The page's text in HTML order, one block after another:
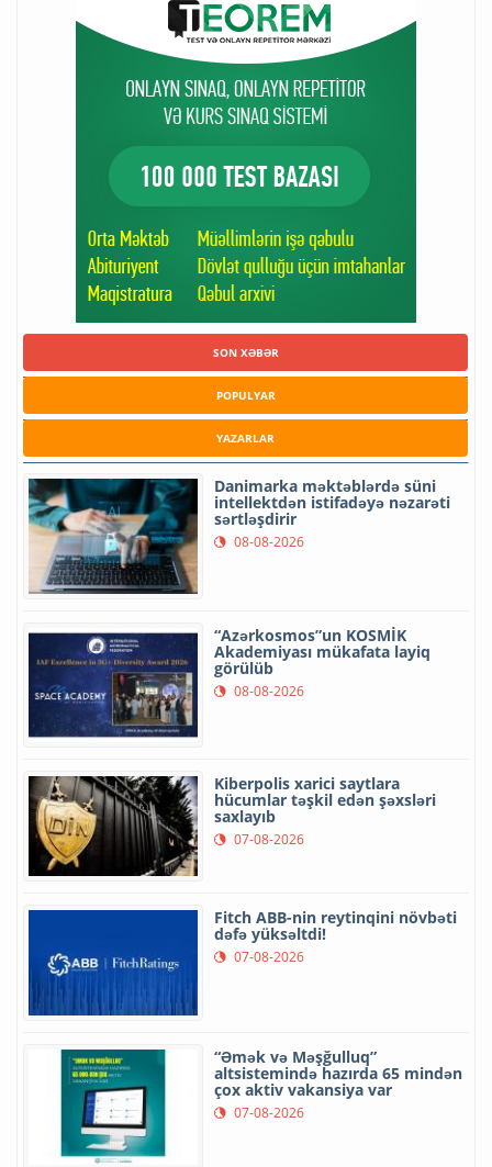
SON XƏBƏR
POPULYAR
YAZARLAR
Danimarka məktəblərdə süni
intellektdən istifadəyə nəzarəti
sərtləşdirir
08-08-2026
“Azərkosmos”un KOSMİK
Akademiyası mükafata layiq
görülüb
08-08-2026
Kiberpolis xarici saytlara
hücumlar təşkil edən şəxsləri
saxlayıb
07-08-2026
Fitch ABB-nin reytinqini növbəti
dəfə yüksəltdi!
07-08-2026
“Əmək və Məşğulluq”
altsistemində hazırda 65 mindən
çox aktiv vakansiya var
07-08-2026